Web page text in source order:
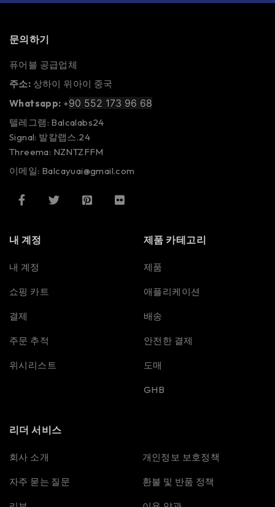
문의하기
퓨어블 공급업체
주소: 상하이 위아이 중국
Whatsapp: +90 552 173 96 68
텔레그램: Balcalabs24
Signal: 발칼랩스.24
Threema: NZNTZFFM
이메일: Balcayuai@gmail.com
내 계정
내 계정
쇼핑 카트
결제
주문 추적
위시리스트
제품 카테고리
제품
애플리케이션
배송
안전한 결제
도매
GHB
리더 서비스
회사 소개
자주 묻는 질문
개인정보 보호정책
환불 및 반품 정책
Spanish